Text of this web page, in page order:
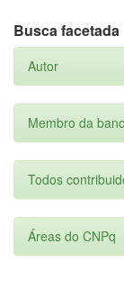
Busca facetada
Autor
Membro da
Todos
Áreas do CNPq